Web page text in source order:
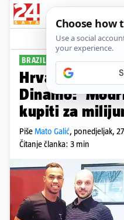
BRAZILAC ZVIJEZDA
Hrvat koji je
Dinamo:
kupiti za
PišeMato Galić, ponedjeljak,
Čitanje članka: 3 min